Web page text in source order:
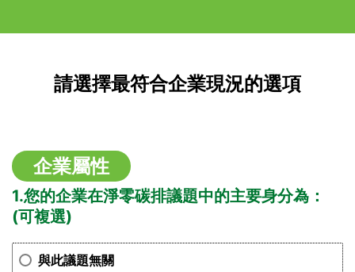
請選擇最符合企業現況的選項
企業屬性
1.您的企業在淨零碳排議題中的主要身分為：
(可複選)
與此議題無關